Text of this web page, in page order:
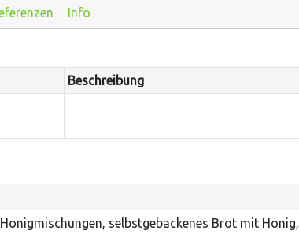
Info
Beschreibung
selbstgebackenes Brot mit Honig,